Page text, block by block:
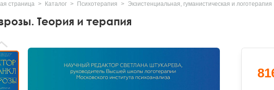
страница Каталог Психотерапия Экзистенциальная, гуманистическая и логотерапия
Теория и терапия